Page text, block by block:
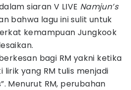
siaran V LIVE Namjun’s
bahwa lagu ini sulit untuk
kemampuan Jungkook
bagi RM yakni ketika
yang RM tulis menjadi
Menurut RM, perubahan